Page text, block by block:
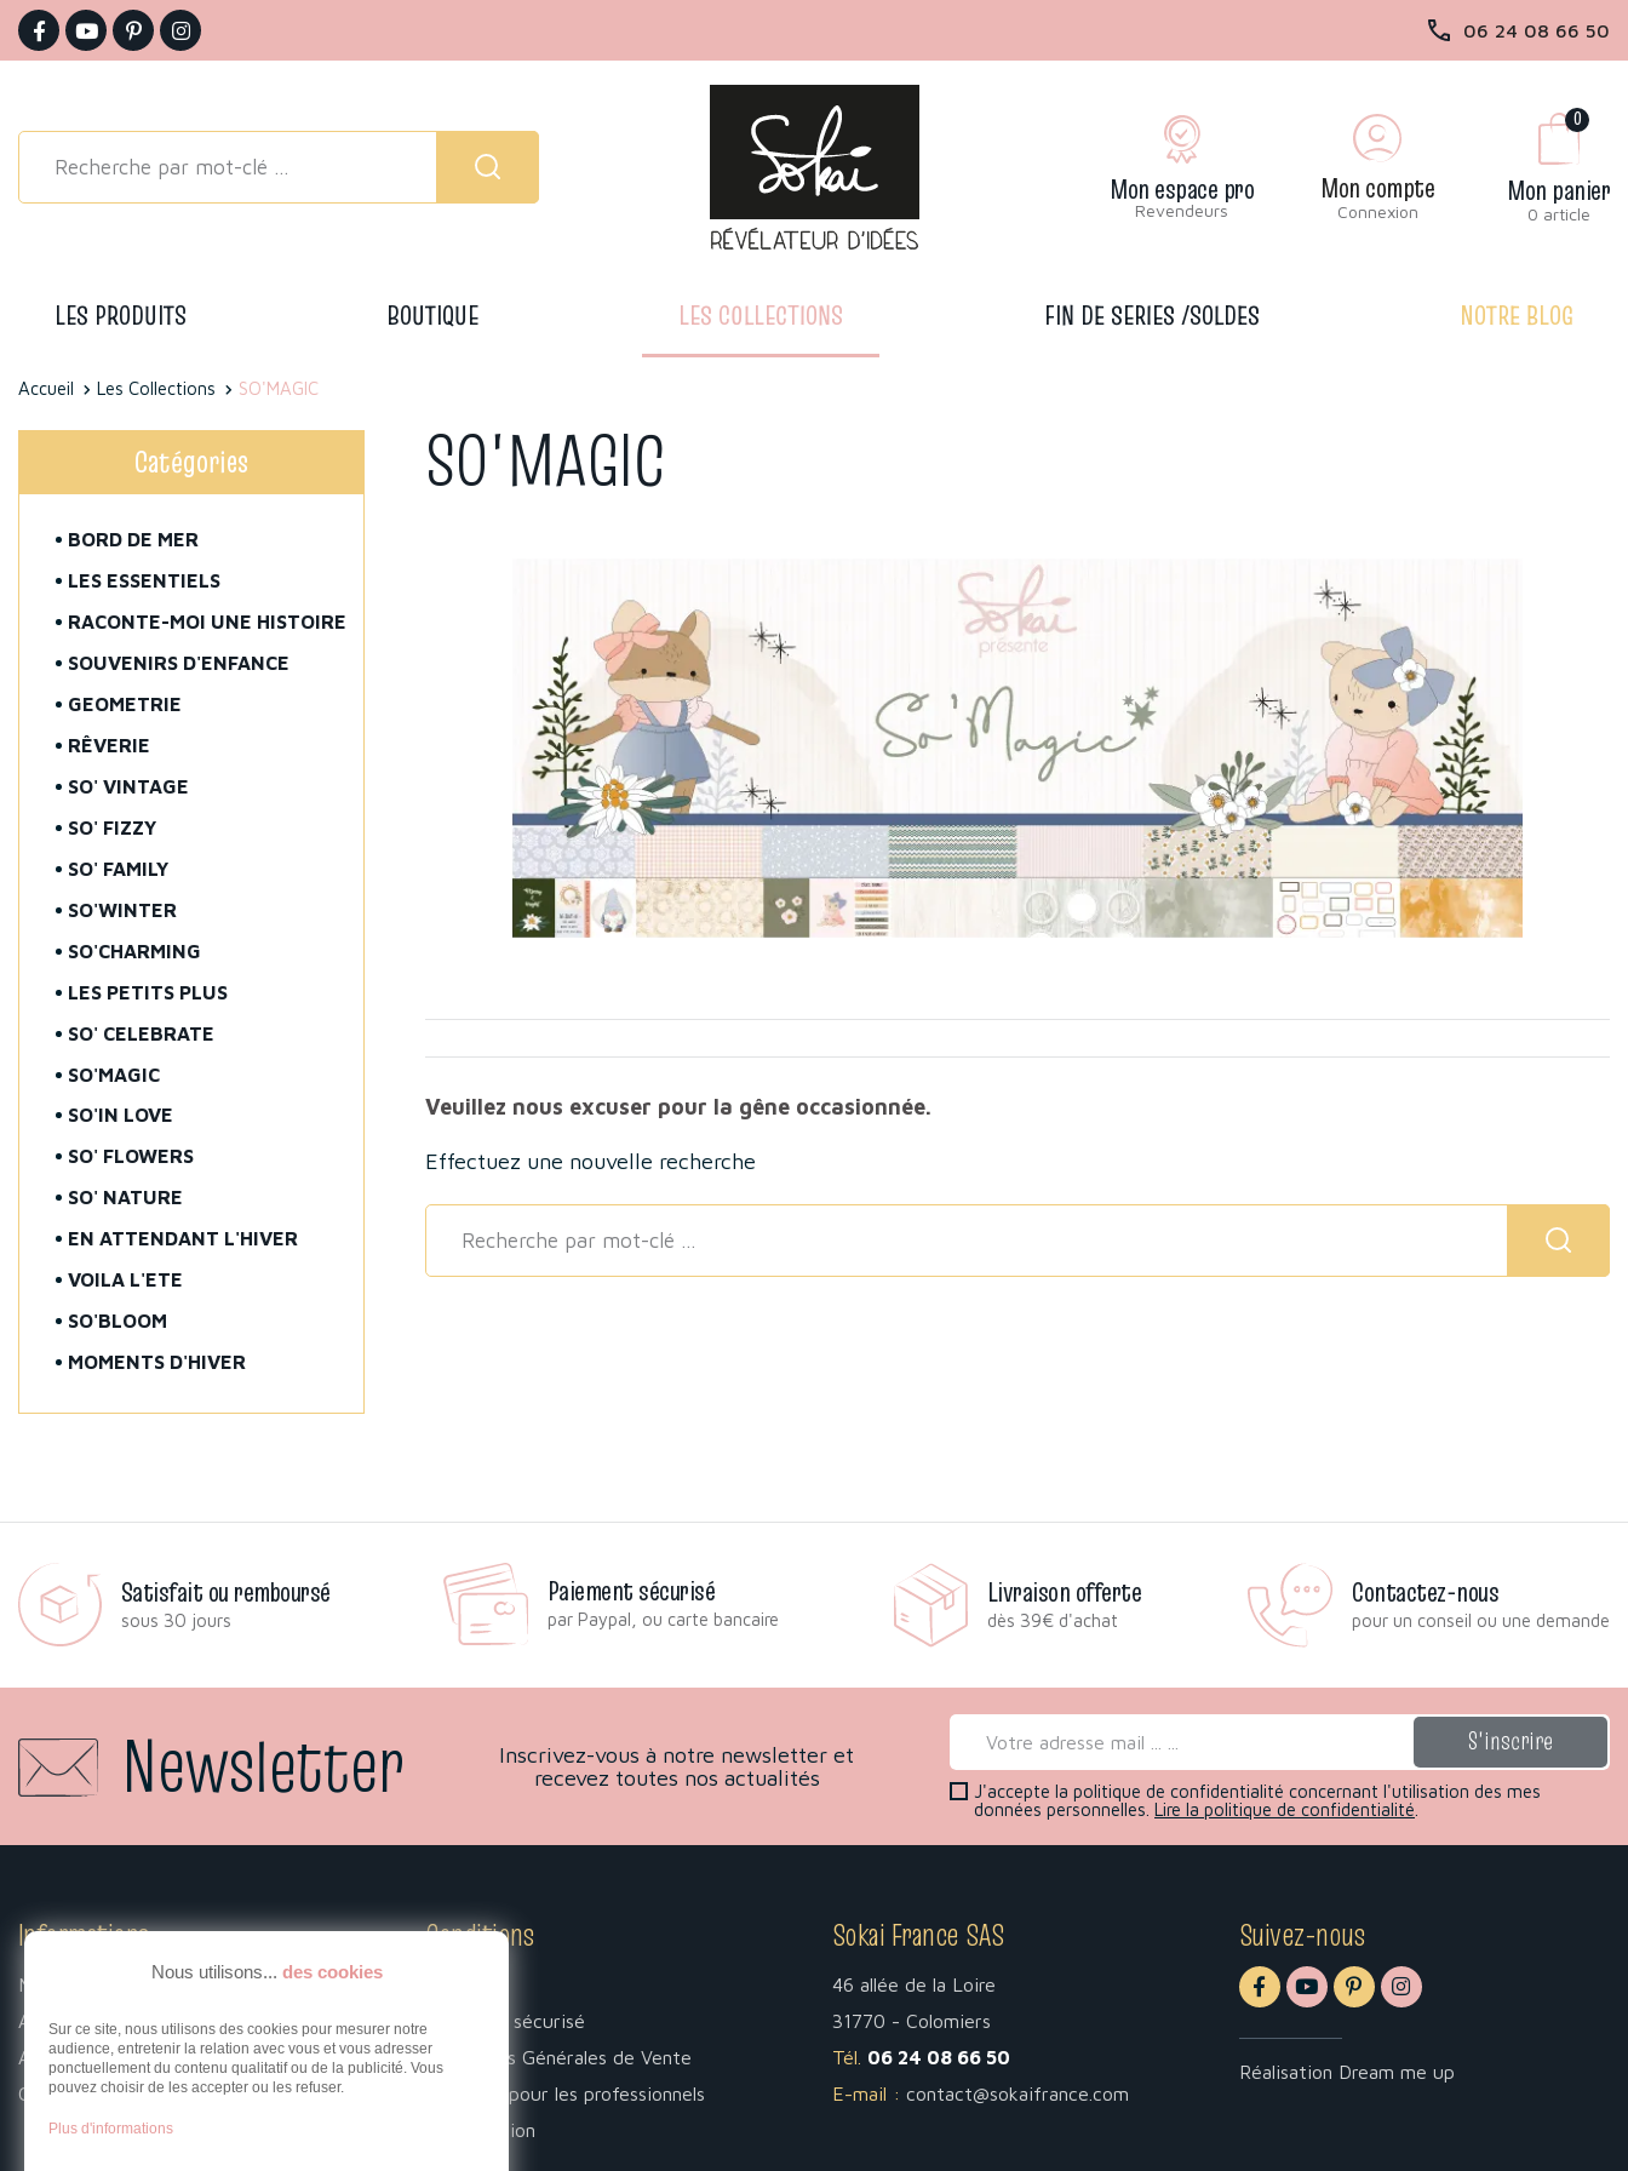
06 24 08 66 50
Mon espace pro
Revendeurs
Mon compte
Connexion
0
Mon panier
0 article
LES PRODUITS BOUTIQUE LES COLLECTIONS FIN DE SERIES /SOLDES NOTRE BLOG
Accueil Les Collections SO'MAGIC
Catégories
BORD DE MER
LES ESSENTIELS
RACONTE-MOI UNE HISTOIRE
SOUVENIRS D'ENFANCE
GEOMETRIE
RÊVERIE
SO' VINTAGE
SO' FIZZY
SO' FAMILY
SO'WINTER
SO'CHARMING
LES PETITS PLUS
SO' CELEBRATE
SO'MAGIC
SO'IN LOVE
SO' FLOWERS
SO' NATURE
EN ATTENDANT L'HIVER
VOILA L'ETE
SO'BLOOM
MOMENTS D'HIVER
SO'MAGIC
Veuillez nous excuser pour la gêne occasionnée.
Effectuez une nouvelle recherche
Satisfait ou remboursé
sous 30 jours
Paiement sécurisé
par Paypal, ou carte bancaire
Livraison offerte
dès 39€ d'achat
Contactez-nous
pour un conseil ou une demande
Newsletter
Inscrivez-vous à notre newsletter et
recevez toutes nos actualités
J'accepte la politique de confidentialité concernant l'utilisation des mes
données personnelles.Lire la politique de confidentialité
Nous utilisons... des cookies
Sur ce site, nous utilisons des cookies pour mesurer notre
audience, entretenir la relation avec vous et vous adresser
ponctuellement du contenu qualitatif ou de la publicité. Vous
pouvez choisir de les accepter ou les refuser.
Plus d'informations
Informations
Mentions légales
A propos
Associations
Contact
Conditions
Paiement sécurisé
Conditions Générales de Vente
Livraison pour les professionnels
Rétractation
Sokai France SAS
46 allée de la Loire
31770 - Colomiers
Tél. 06 24 08 66 50
E-mail : contact@sokaifrance.com
Suivez-nous
Réalisation Dream me up